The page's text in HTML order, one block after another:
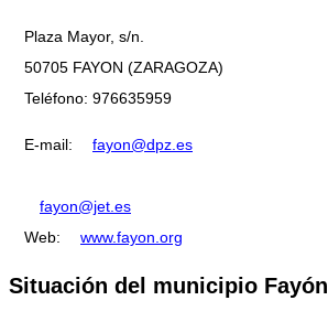
Plaza Mayor, s/n.
50705 FAYON (ZARAGOZA)
Teléfono: 976635959
E-mail: fayon@dpz.es
fayon@jet.es
Web:
www.fayon.org
Situación del municipio Fayón